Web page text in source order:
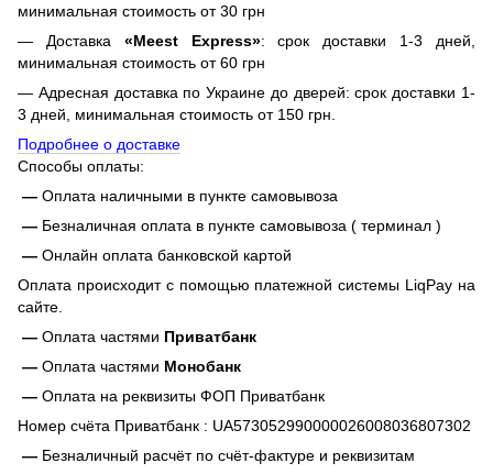
минимальная стоимость от 30 грн
— Доставка «Meest Express»: срок доставки 1-3 дней,
минимальная стоимость от 60 грн
— Адресная доставка по Украине до дверей: срок доставки 1-
3 дней, минимальная стоимость от 150 грн.
Подробнее о доставке
Способы оплаты:
— Оплата наличными в пункте самовывоза
— Безналичная оплата в пункте самовывоза ( терминал )
— Онлайн оплата банковской картой
Оплата происходит с помощью платежной системы LiqPay на
сайте.
— Оплата частями Приватбанк
— Оплата частями Монобанк
— Оплата на реквизиты ФОП Приватбанк
Номер счёта Приватбанк : UA573052990000026008036807302
— Безналичный расчёт по счёт-фактуре и реквизитам